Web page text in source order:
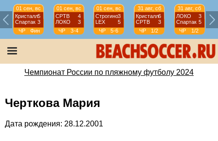
01 сен, вс
Кристалл5
Спартак 3
ЧР
Фин
01 сен, вс
СРТВ
4
ЛОКО
3
ЧР
3-4
01 сен, вс
Строгино3
LEX
5
ЧР
5-6
31 авг, сб
Кристалл6
СРТВ
3
ЧР
1/2
31 авг, сб
ЛОКО
3
Спартак 5
ЧР
1/2
Чемпионат России по пляжному футболу 2024
Черткова Мария
Дата рождения: 28.12.2001